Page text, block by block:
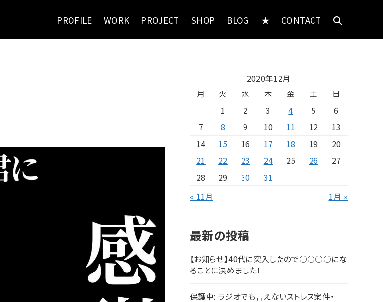
PROFILE WORK PROJECT SHOP BLOG ★ CONTACT
2020年12月
月
火 水 木 金 土
日
1
2 3 4 5
6
7
8 9 10 11 12
13
14
15 16 17 18 19
20
21
22 23 24 25 26
27
28
29 30
31
« 11月
1月 »
最新の投稿
【お知らせ】40代に突入したので○○○○にな
ることに決めました！
保護中: ラジオでも言えないストレス案件・